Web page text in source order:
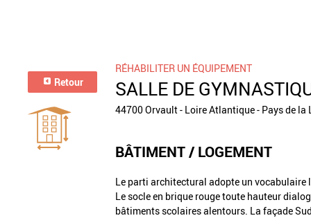
Retour
RÉHABILITER UN ÉQUIPEMENT
SALLE DE
44700 Orvault - Loire Atlantique - Pays de la
BÂTIMENT / LOGEMENT
Le parti architectural adopte un vocabulaire
Le socle en brique rouge toute hauteur
bâtiments scolaires alentours. La façade